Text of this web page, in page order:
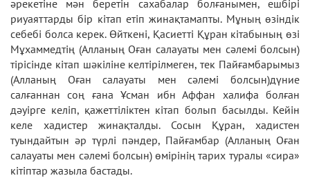
әрекетіне мән беретін сахабалар болғанымен, ешбірі
риуаяттарды бір кітап етіп жинақтамапты. Мұның өзіндік
себебі болса керек. Өйткені, Қасиетті Құран кітабының өзі
Мұхаммедтің (Алланың Оған салауаты мен сәлемі болсын)
тірісінде кітап шәкіліне келтірілмеген, тек Пайғамбарымыз
(Алланың Оған салауаты мен сәлемі болсын)дүние
салғаннан соң ғана Ұсман ибн Аффан халифа болған
дәуірге келіп, қажеттіліктен кітап болып басылды. Кейін
келе хадистер жинақталды. Сосын Құран, хадистен
туындайтын әр түрлі пәндер, Пайғамбар (Алланың Оған
салауаты мен сәлемі болсын) өмірінің тарих туралы «сира»
кітіптар жазыла бастады.